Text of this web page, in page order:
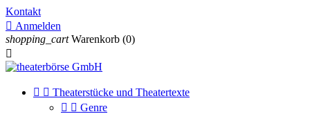
Kontakt
 Anmelden
shopping_cart Warenkorb (0)

  Theaterstücke und Theatertexte
  Genre